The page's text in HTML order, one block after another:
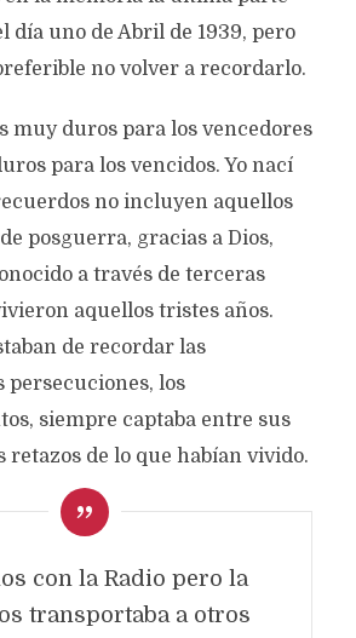
día uno de Abril de 1939, pero
no volver a recordarlo.
muy duros para los vencedores
para los vencidos. Yo nací
no incluyen aquellos
posguerra, gracias a Dios,
a través de terceras
aquellos tristes años.
de recordar las
persecuciones, los
siempre captaba entre sus
retazos de lo que habían vivido.
con la Radio pero la
transportaba a otros